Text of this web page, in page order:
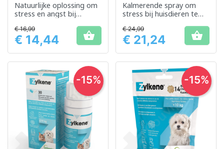
Natuurlijke oplossing om
stress en angst bij
Prijs
€ 16,99
€ 14,44 
Kalmerende spray om
stress bij huisdieren te
Prijs
€ 24,99
€ 21,24 
-15% -15%